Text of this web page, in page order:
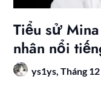
Tiểu sử
nhân nổi
ys1ys,Tháng